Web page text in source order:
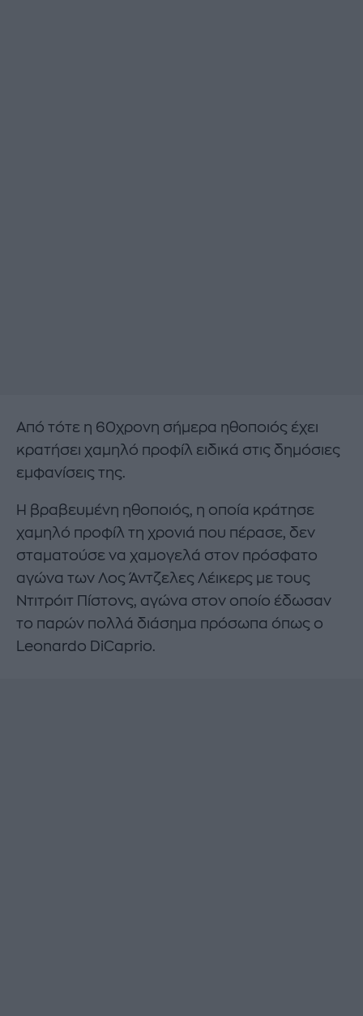
Από τότε η 60χρονη σήμερα ηθοποιός έχει
κρατήσει χαμηλό προφίλ ειδικά στις δημόσιες
εμφανίσεις της.
Η βραβευμένη ηθοποιός, η οποία κράτησε
χαμηλό προφίλ τη χρονιά που πέρασε, δεν
σταματούσε να χαμογελά στον πρόσφατο
αγώνα των Λος Άντζελες Λέικερς με τους
Ντιτρόιτ Πίστονς, αγώνα στον οποίο έδωσαν
το παρών πολλά διάσημα πρόσωπα όπως ο
Leonardo DiCaprio.